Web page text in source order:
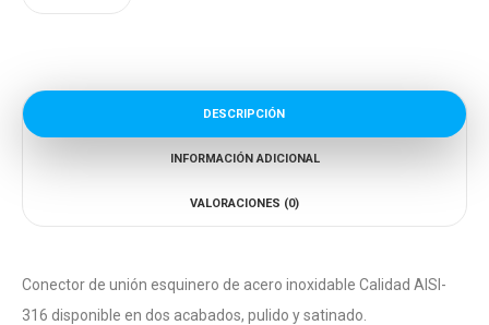
DESCRIPCIÓN
INFORMACIÓN ADICIONAL
VALORACIONES (0)
Conector de unión esquinero de acero inoxidable Calidad AISI-
316 disponible en dos acabados, pulido y satinado.